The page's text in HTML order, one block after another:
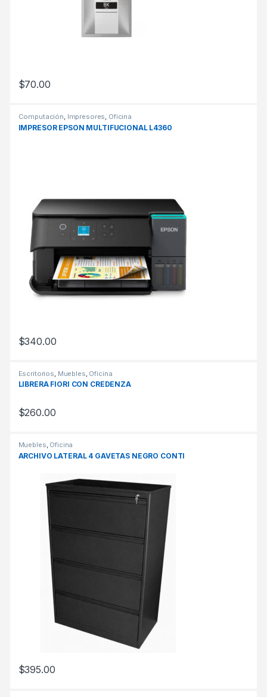
$70.00
Computación, Impresores, Oficina
IMPRESOR EPSON MULTIFUCIONAL L4360
$340.00
Escritorios Muebles Oficina
LIBRERA FIORI CON CREDENZA
$260.00
Muebles, Oficina
ARCHIVO LATERAL 4 GAVETAS NEGRO CONTI
$395.00